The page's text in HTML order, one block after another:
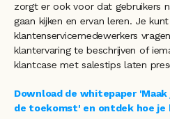
zorgt er ook voor dat gebruikers
gaan kijken en ervan leren. Je
klantenservicemedewerkers
klantervaring te beschrijven of
klantcase met salestips laten
Download de whitepaper
de toekomst' en ontdek hoe je